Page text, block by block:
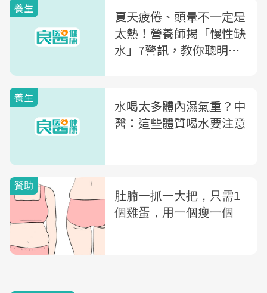
養生
夏天疲倦、頭暈不一定是
太熱！營養師揭「慢性缺
水」7警訊，教你聰明補
養生
水喝太多體內濕氣重？中
醫：這些體質喝水要注意